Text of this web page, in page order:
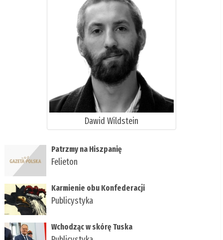
Dawid Wildstein
Patrzmy na Hiszpanię
Felieton
Karmienie obu Konfederacji
Publicystyka
Wchodząc w skórę Tuska